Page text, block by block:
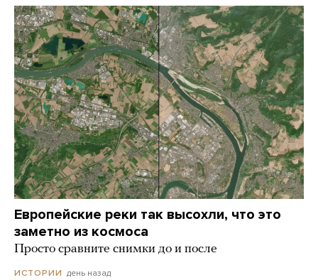
Европейские реки так высохли, что это
заметно из космоса
Просто сравните снимки до и после
ИСТОРИИ день назад